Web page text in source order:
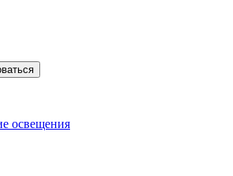
освещения